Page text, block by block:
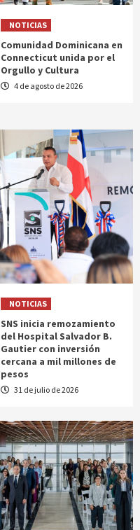
NOTICIAS
Comunidad Dominicana en
Connecticut unida por el
Orgullo y Cultura
4 de agosto de 2026
NOTICIAS
SNS inicia remozamiento
del Hospital Salvador B.
Gautier con inversión
cercana a mil millones de
pesos
31 de julio de 2026